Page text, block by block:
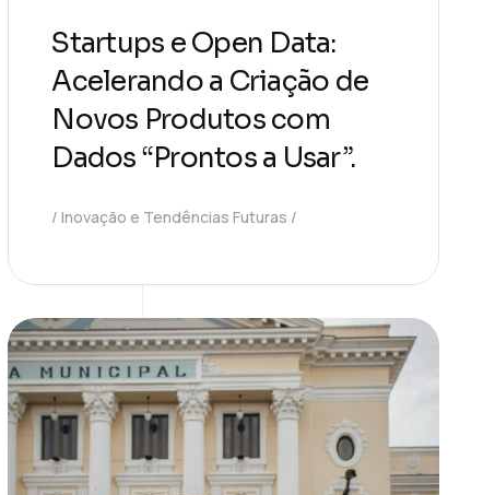
Startups e Open Data:
Acelerando a Criação de
Novos Produtos com
Dados “Prontos a Usar”.
Inovação e Tendências Futuras